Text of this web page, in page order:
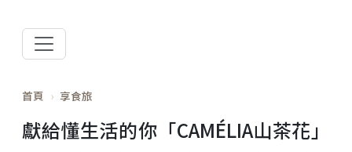
首頁 享食旅
獻給懂生活的你「CAMÉLIA山茶花」